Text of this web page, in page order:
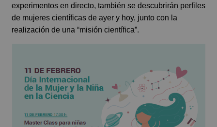
experimentos en directo, también se descubrirán perfiles
de mujeres científicas de ayer y hoy, junto con la
realización de una “misión científica”.